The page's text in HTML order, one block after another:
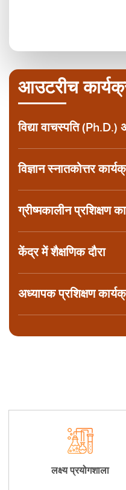
आउटरीच
विद्या वाचस्पति
विज्ञान स्नातकोत्तर
ग्रीष्मकालीन प्रशिक्षण
केंद्र में शैक्षणिक दौरा
अध्यापक प्रशिक्षण
लक्ष्य प्रयोगशाला